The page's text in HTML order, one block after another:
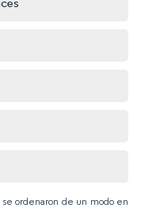
ordenaron de un modo en